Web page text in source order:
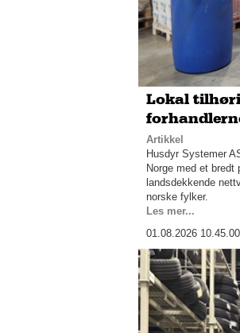
Lokal
Artikkel
Husdyr Systemer
Norge med et bredt
landsdekkende
norske fylker.
Les mer...
01.08.2026 10.45.00